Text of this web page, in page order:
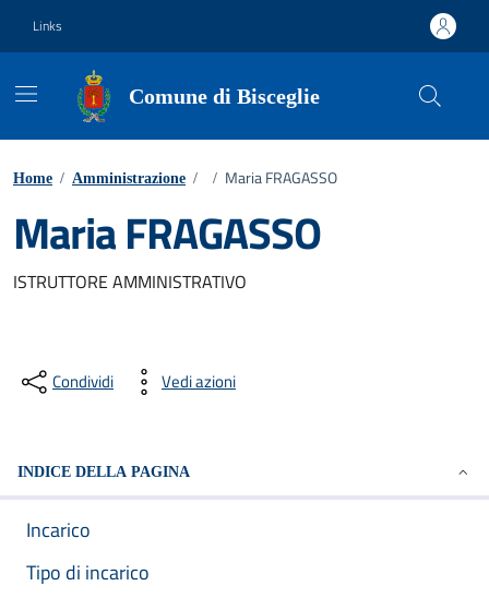
Links
Comune di Bisceglie
Home / Amministrazione / / Maria FRAGASSO
Maria FRAGASSO
ISTRUTTORE AMMINISTRATIVO
Condividi Vedi azioni
INDICE DELLA PAGINA
Incarico
Tipo di incarico